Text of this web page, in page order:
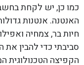
כמו כן, יש לקחת
האנטנה. אנטנות
חיות בר, צמחיה
סביבתי כדי להבין
הקפיצה הטכנולוגית